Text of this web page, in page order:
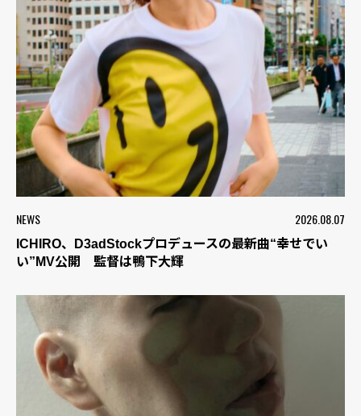
NEWS 2026.08.07
ICHIRO、D3adStockプロデュースの最新曲“幸せでい
い”MV公開 監督は鴨下大輝